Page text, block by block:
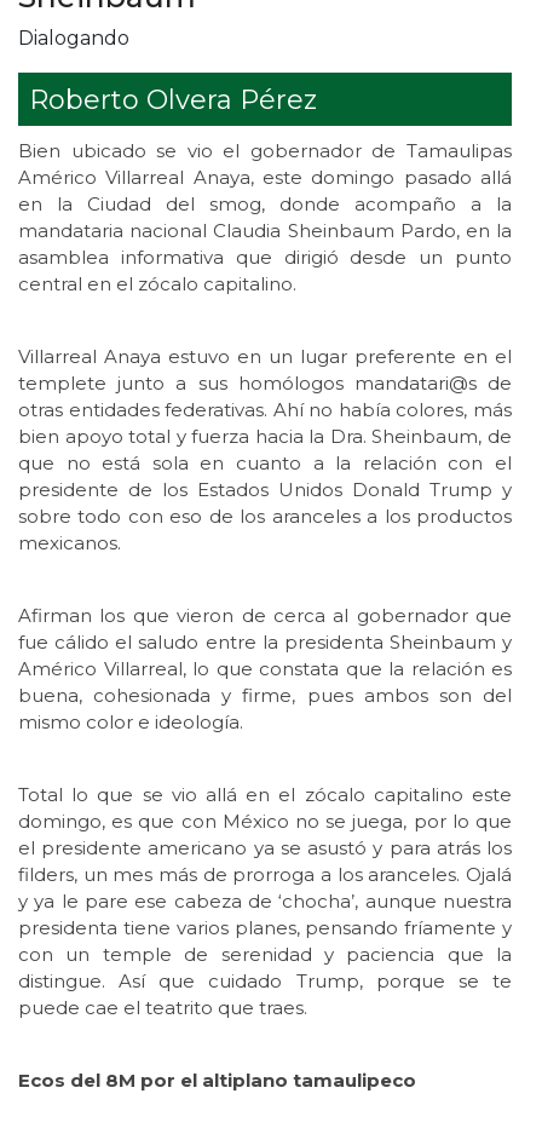
Dialogando
Roberto Olvera Pérez
Bien ubicado se vio el gobernador de Tamaulipas
Américo Villarreal Anaya, este domingo pasado allá
en la Ciudad del smog, donde acompaño a la
mandataria nacional Claudia Sheinbaum Pardo, en la
asamblea informativa que dirigió desde un punto
central en el zócalo capitalino.
Villarreal Anaya estuvo en un lugar preferente en el
templete junto a sus homólogos mandatari@s de
otras entidades federativas. Ahí no había colores, más
bien apoyo total y fuerza hacia la Dra. Sheinbaum, de
que no está sola en cuanto a la relación con el
presidente de los Estados Unidos Donald Trump y
sobre todo con eso de los aranceles a los productos
mexicanos.
Afirman los que vieron de cerca al gobernador que
fue cálido el saludo entre la presidenta Sheinbaum y
Américo Villarreal, lo que constata que la relación es
buena, cohesionada y firme, pues ambos son del
mismo color e ideología.
Total lo que se vio allá en el zócalo capitalino este
domingo, es que con México no se juega, por lo que
el presidente americano ya se asustó y para atrás los
filders, un mes más de prorroga a los aranceles. Ojalá
y ya le pare ese cabeza de ‘chocha’, aunque nuestra
presidenta tiene varios planes, pensando fríamente y
con un temple de serenidad y paciencia que la
distingue. Así que cuidado Trump, porque se te
puede cae el teatrito que traes.
Ecos del 8M por el altiplano tamaulipeco